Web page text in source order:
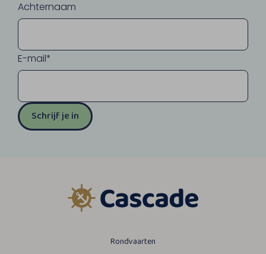
Achternaam
E-mail*
Schrijf je in
Rondvaarten